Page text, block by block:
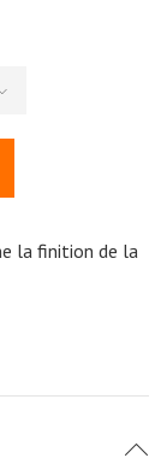
la finition de la